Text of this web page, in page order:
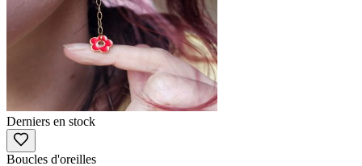
Derniers en stock
Boucles d'oreilles